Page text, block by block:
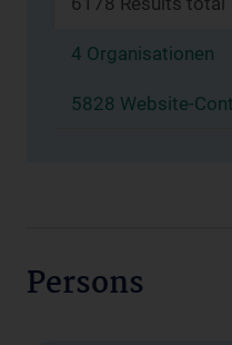
4 Organisationen
5828 Website-
Persons